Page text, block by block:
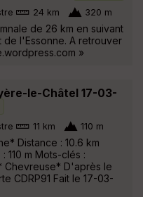
24 km 320 m
de 26 km en suivant
l'Essonne. A retrouver
»
le-Châtel 17-03-
11 km 110 m
Distance : 10.6 km
110 m Mots-clés :
Chevreuse* D'après le
CDRP91 Fait le 17-03-